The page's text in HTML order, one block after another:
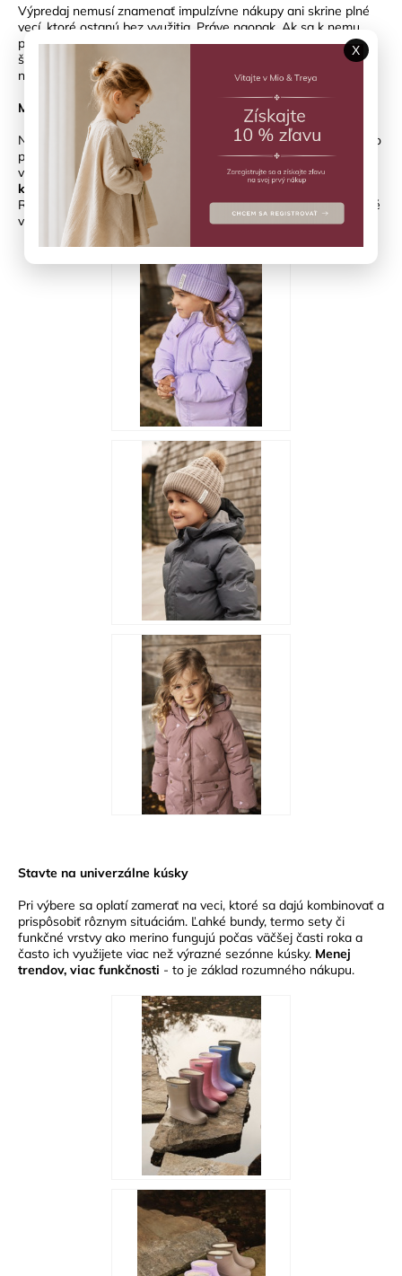
Výpredaj nemusí znamenať impulzívne nákupy ani skrine plné
vecí, ktoré ostanú bez využitia. Práve naopak. Ak sa k nemu
postavíterozumne, môže byť ideálnou príležitosťou doplniť
šatník o kvalitné kúsky, ktoré vašim deťom budú slúžiť dlhšie
než jednu sezónu.
Myslite dopredu, nielen na dnes
Najväčšou hodnotou výpredaja je možnosť pripraviť sa na to, čo
príde. Zimné bundy, kombinézy či doplnky sa oplatí kupovať s
výhľadom na ďalší rok. Najmä ak ide onadčasové strihy a
kvalitné materiály, ktoré znesú viac než jednu sezónu.
Rovnako to platí pre prechodné kúsky z jesennej kolekcie, ktoré
využijete už o pár týždňov.
Stavte na univerzálne kúsky
Pri výbere sa oplatí zamerať na veci, ktoré sa dajú kombinovať a
prispôsobiť rôznym situáciám. Ľahké bundy, termo sety či
funkčné vrstvy ako merino fungujú počas väčšej časti roka a
často ich využijete viac než výrazné sezónne kúsky. Menej
trendov, viac funkčnosti - to je základ rozumného nákupu.
X